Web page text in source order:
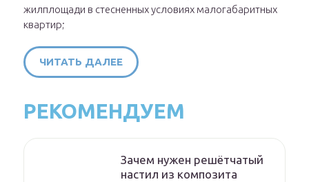
жилплощади в стесненных условиях малогабаритных
квартир;
ЧИТАТЬ ДАЛЕЕ
РЕКОМЕНДУЕМ
Зачем нужен решётчатый
настил из композита